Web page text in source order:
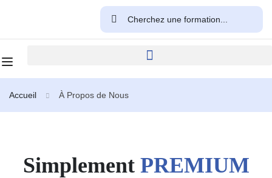
Accueil À Propos de Nous
Simplement PREMIUM